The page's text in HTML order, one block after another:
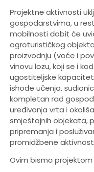
Projektne aktivnosti
gospodarstvima, u
mobilnosti dobit će
agroturističkog
proizvodnju (voće i
vinovu lozu, koji se i
ugostiteljske
ishode učenja,
kompletan rad
uređivanja vrta i
smještajnih objekata,
pripremanja i
promidžbene
Ovim bismo